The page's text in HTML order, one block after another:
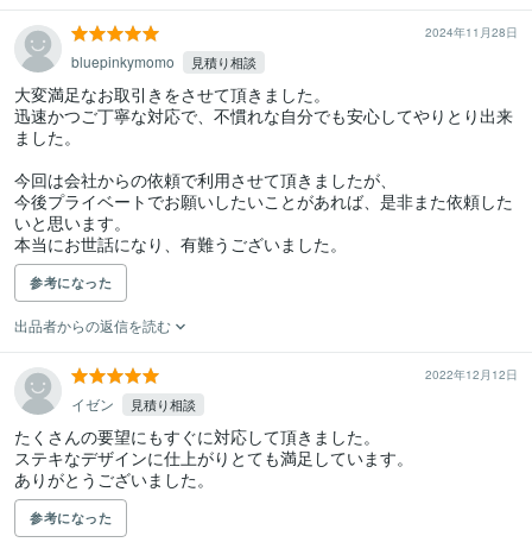
2024年11月28日
bluepinkymomo 見積り相談
大変満足なお取引きをさせて頂きました。
迅速かつご丁寧な対応で、不慣れな自分でも安心してやりとり出来
ました。
今回は会社からの依頼で利用させて頂きましたが、
今後プライベートでお願いしたいことがあれば、是非また依頼した
いと思います。
参考になった
出品者からの返信を読む
2022年12月12日
イゼン 見積り相談
たくさんの要望にもすぐに対応して頂きました。
ステキなデザインに仕上がりとても満足しています。
ありがとうございました。
参考になった